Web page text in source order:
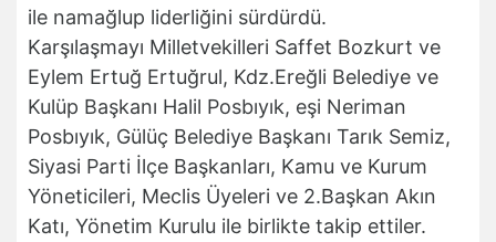
ile namağlup liderliğini sürdürdü.
Karşılaşmayı Milletvekilleri Saffet Bozkurt ve
Eylem Ertuğ Ertuğrul, Kdz.Ereğli Belediye ve
Kulüp Başkanı Halil Posbıyık, eşi Neriman
Posbıyık, Gülüç Belediye Başkanı Tarık Semiz,
Siyasi Parti İlçe Başkanları, Kamu ve Kurum
Yöneticileri, Meclis Üyeleri ve 2.Başkan Akın
Katı, Yönetim Kurulu ile birlikte takip ettiler.